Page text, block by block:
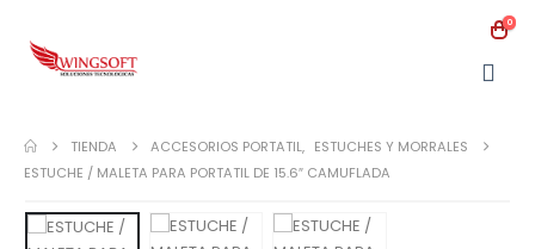
0
TIENDA ACCESORIOS PORTATIL, ESTUCHES Y MORRALES
ESTUCHE / MALETA PARA PORTATIL DE 15.6″ CAMUFLADA